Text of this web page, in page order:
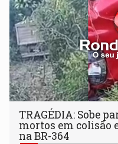
TRAGÉDIA: Sobe
mortos em colisão
na BR-364